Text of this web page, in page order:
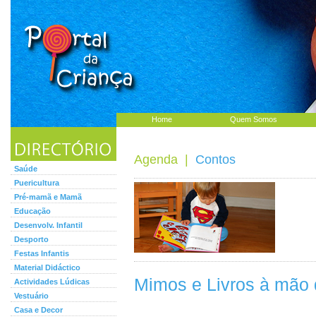
Home Quem Somos
Saúde
Puericultura
Pré-mamã e Mamã
Educação
Desenvolv. Infantil
Desporto
Festas Infantis
Material Didáctico
Actividades Lúdicas
Vestuário
Casa e Decor
Agenda Contos
Mimos e Livros à mão